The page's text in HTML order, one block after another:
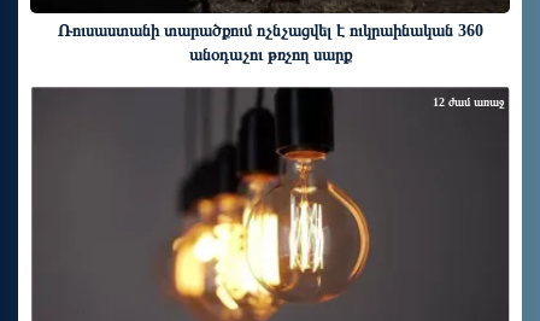
Ռուսաստանի տարածքում ոչնչացվել է ուկրաինական 360
անօդաչու թռչող սարք
12 ժամ առաջ